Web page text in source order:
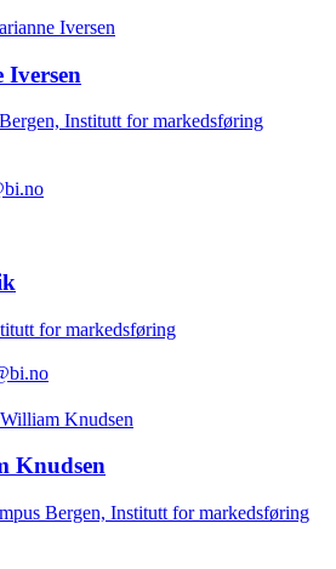
Institutt for markedsføring
for markedsføring
Knudsen
Bergen, Institutt for markedsføring